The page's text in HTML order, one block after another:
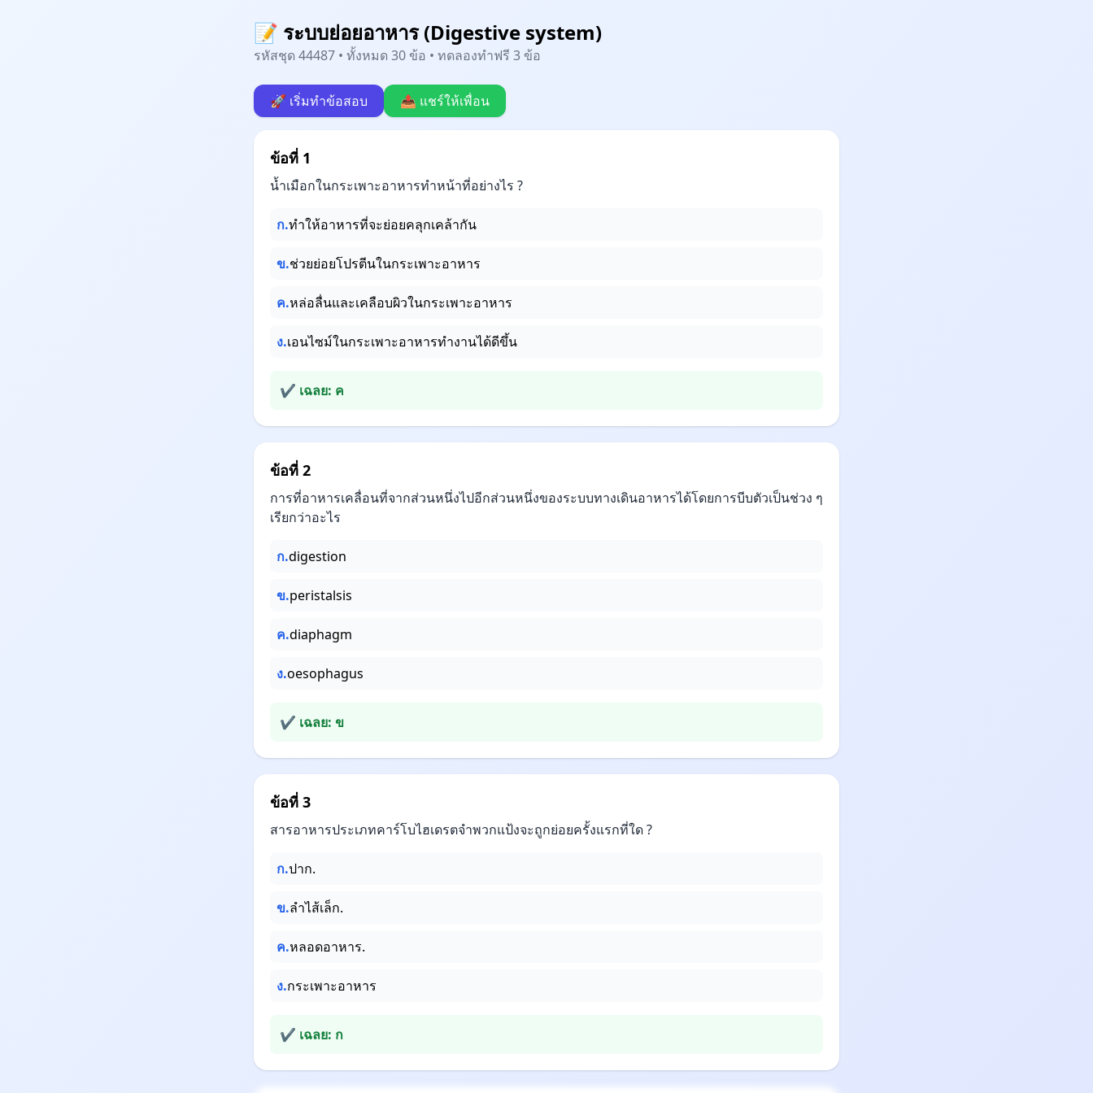
📝 ระบบย่อยอาหาร (Digestive system)
รหัสชุด 44487 • ทั้งหมด 30 ข้อ • ทดลองทำฟรี 3 ข้อ
🚀 เริ่มทำข้อสอบ 📤 แชร์ให้เพื่อน
ข้อที่ 1
น้ำเมือกในกระเพาะอาหารทำหน้าที่อย่างไร ?
ก.ทำให้อาหารที่จะย่อยคลุกเคล้ากัน
ข.ช่วยย่อยโปรตีนในกระเพาะอาหาร
ค.หล่อลื่นและเคลือบผิวในกระเพาะอาหาร
ง.เอนไซม์ในกระเพาะอาหารทำงานได้ดีขึ้น
✔ เฉลย: ค
ข้อที่ 2
การที่อาหารเคลื่อนที่จากส่วนหนึ่งไปอีกส่วนหนึ่งของระบบทางเดินอาหารได้โดยการบีบตัวเป็นช่วง ๆ
เรียกว่าอะไร
ก.digestion
ข.peristalsis
ค.diaphagm
ง.oesophagus
✔ เฉลย: ข
ข้อที่ 3
สารอาหารประเภทคาร์โบไฮเดรตจำพวกแป้งจะถูกย่อยครั้งแรกที่ใด ?
ก.ปาก.
ข.ลำไส้เล็ก.
ค.หลอดอาหาร.
ง.กระเพาะอาหาร
✔ เฉลย: ก